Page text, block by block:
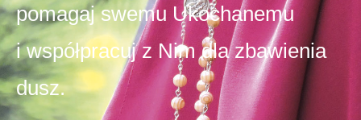
pomagaj swemu Ukochanemu
i współpracuj z Nim dla zbawienia
dusz.